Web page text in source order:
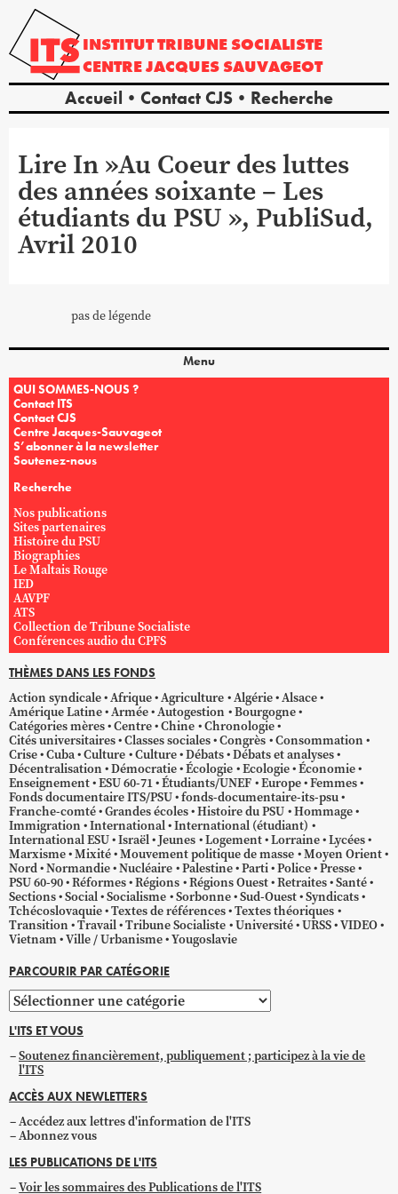
INSTITUTTRIBUNE SOCIALISTE
CENTREJACQUES SAUVAGEOT
Accueil Contact CJS Recherche
Lire In »Au Coeur des luttes
des années soixante – Les
étudiants du PSU », PubliSud,
Avril 2010
pas de légende
Menu
QUI SOMMES-NOUS ?
Contact ITS
Contact CJS
Centre Jacques-Sauvageot
S’abonner à la newsletter
Soutenez-nous
Recherche
Nos publications
Sites partenaires
Histoire du PSU
Biographies
Le Maltais Rouge
IED
AAVPF
ATS
Collection de Tribune Socialiste
Conférences audio du CPFS
THÈMES DANS LES FONDS
Action syndicale Afrique Agriculture Algérie Alsace
Amérique Latine Armée Autogestion
Bourgogne
Catégories mères Centre Chine Chronologie
Cités universitaires Classes sociales Congrès Consommation
Crise Cuba Culture Culture Débats Débats et analyses
Décentralisation Démocratie Écologie Ecologie Économie
Enseignement ESU 60-71 Étudiants/UNEF Europe Femmes
Fonds documentaire ITS/PSU fonds-documentaire-its-psu
Franche-comté Grandes écoles Histoire du PSU Hommage
Immigration International International (étudiant)
International ESU Israël Jeunes Logement Lorraine Lycées
Marxisme Mixité Mouvement politique de masse Moyen Orient
Nord Normandie Nucléaire Palestine Parti Police Presse
PSU 60-90 Réformes Régions Régions Ouest Retraites Santé
Sections Social Socialisme Sorbonne Sud-Ouest Syndicats
Tchécoslovaquie Textes de références Textes théoriques
Transition Travail Tribune Socialiste Université URSS VIDEO
Vietnam Ville / Urbanisme Yougoslavie
PARCOURIR PAR CATÉGORIE
Parcourir
par
catégorie
L'ITS ET VOUS
Soutenez financièrement, publiquement ; participez à la vie de
l'ITS
ACCÈS AUX NEWLETTERS
Accédez aux lettres d'information de l'ITS
Abonnez vous
LES PUBLICATIONS DE L'ITS
Voir les sommaires des Publications de l'ITS